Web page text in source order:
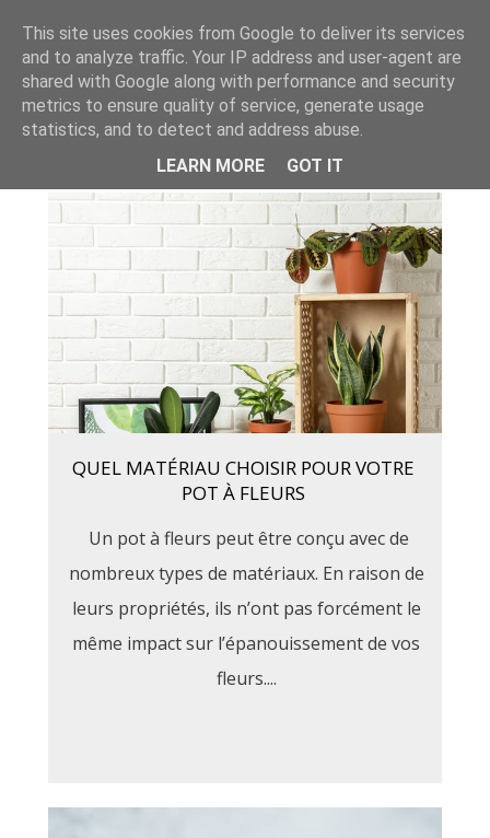
≡
QUEL MATÉRIAU CHOISIR POUR VOTRE
POT À FLEURS
Un pot à fleurs peut être conçu avec de
nombreux types de matériaux. En raison de
leurs propriétés, ils n’ont pas forcément le
même impact sur l’épanouissement de vos
fleurs....
This site uses cookies from Google to deliver its services
and to analyze traffic. Your IP address and user-agent are
shared with Google along with performance and security
metrics to ensure quality of service, generate usage
statistics, and to detect and address abuse.
LEARN MORE
GOT IT